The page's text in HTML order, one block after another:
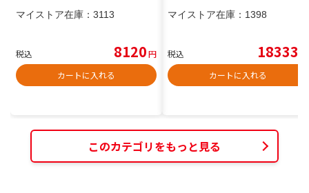
マイストア在庫： 3113
税込 8120円
カートに入れる
マイストア在庫： 1398
税込 18333
カートに入れる
このカテゴリをもっと見る